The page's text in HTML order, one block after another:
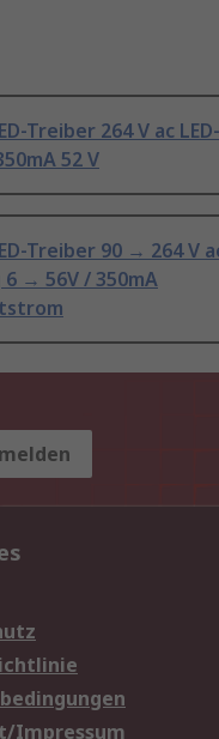
Treiber 264 V ac LED-
52 V
Treiber 90 → 264 V
→ 56V / 350mA
Impressum